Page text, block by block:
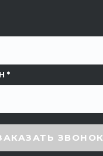
КОД
ЗВОНОК